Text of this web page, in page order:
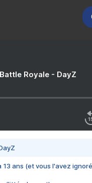
Royale - DayZ
13 ans (et vous l'avez